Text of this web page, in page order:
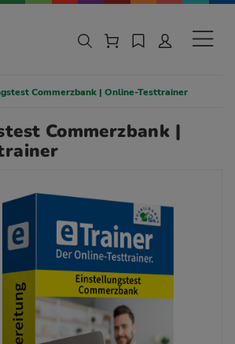
springen
Commerzbank | Online-Testtrainer
Commerzbank |